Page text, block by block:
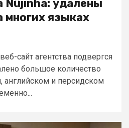
Nûjinha: удалены
многих языках
сайт агентства подвергся
большое количество
английском и персидском